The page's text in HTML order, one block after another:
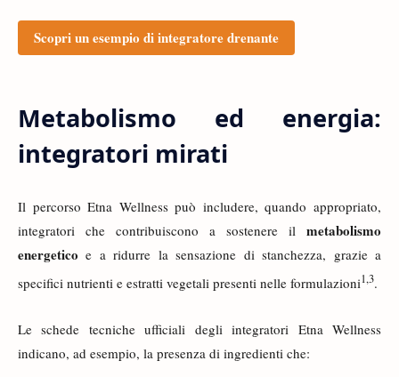
Scopri un esempio di integratore drenante
Metabolismo ed energia:
integratori mirati
Il percorso Etna Wellness può includere, quando appropriato,
integratori che contribuiscono a sostenere il metabolismo
energetico e a ridurre la sensazione di stanchezza, grazie a
specifici nutrienti e estratti vegetali presenti nelle formulazioni1,3.
Le schede tecniche ufficiali degli integratori Etna Wellness
indicano, ad esempio, la presenza di ingredienti che: